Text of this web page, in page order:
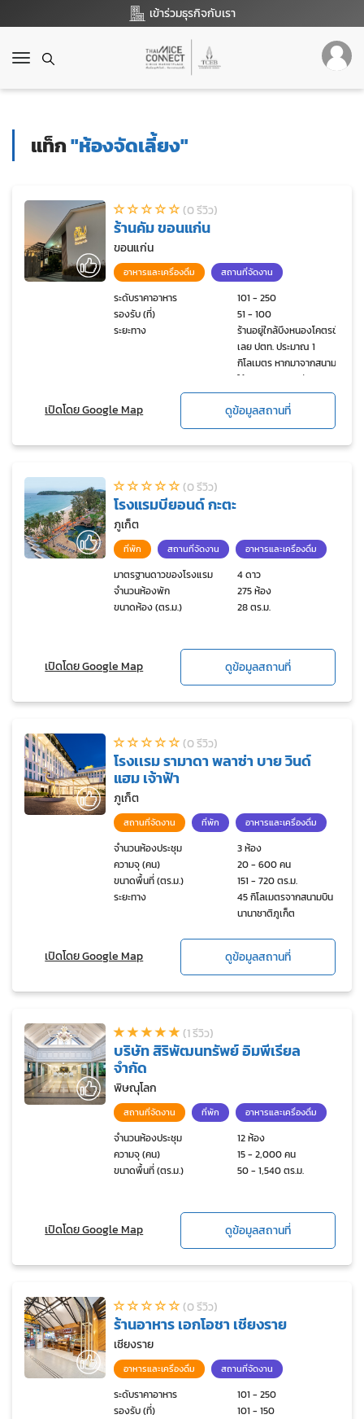
เข้าร่วมธุรกิจกับเรา
T
g
v
a
แท็ก"ห้องจัดเลี้ยง"
(0 รีวิว)
ร้านคัม ขอนแก่น
ขอนแก่น
อาหารและเครื่องดื่ม สถานที่จัดงาน
ระดับราคาอาหาร
101 - 250
รองรับ (ที่)
51 - 100
ระยะทาง
ร้านอยู่ใกล้บึงหนองโคตรขับ
เลย ปตท. ประมาณ 1
กิโลเมตร หากมาจากสนามบิน
ใช้เวลาเดินทางเพียง 9 นาที
เปิดโดย Google Map ดูข้อมูลสถานที่
(0 รีวิว)
โรงแรมบียอนด์ กะตะ
ภูเก็ต
ที่พัก สถานที่จัดงาน อาหารและเครื่องดื่ม
มาตรฐานดาวของโรงแรม
4 ดาว
จำนวนห้องพัก
275 ห้อง
ขนาดห้อง (ตร.ม.)
28 ตร.ม.
เปิดโดย Google Map ดูข้อมูลสถานที่
(0 รีวิว)
โรงเเรม รามาดา พลาซ่า บาย วินด์
แฮม เจ้าฟ้า
ภูเก็ต
สถานที่จัดงาน ที่พัก อาหารและเครื่องดื่ม
จำนวนห้องประชุม
3 ห้อง
ความจุ (คน)
20 - 600 คน
ขนาดพื้นที่ (ตร.ม.)
151 - 720 ตร.ม.
ระยะทาง
45 กิโลเมตรจากสนามบิน
นานาชาติภูเก็ต
เปิดโดย Google Map ดูข้อมูลสถานที่
(1 รีวิว)
บริษัท สิริพัฒนทรัพย์ อิมพีเรียล
จำกัด
พิษณุโลก
สถานที่จัดงาน ที่พัก อาหารและเครื่องดื่ม
จำนวนห้องประชุม
12 ห้อง
ความจุ (คน)
15 - 2,000 คน
ขนาดพื้นที่ (ตร.ม.)
50 - 1,540 ตร.ม.
เปิดโดย Google Map ดูข้อมูลสถานที่
(0 รีวิว)
ร้านอาหาร เอกโอชา เชียงราย
เชียงราย
อาหารและเครื่องดื่ม สถานที่จัดงาน
ระดับราคาอาหาร
101 - 250
รองรับ (ที่)
101 - 150